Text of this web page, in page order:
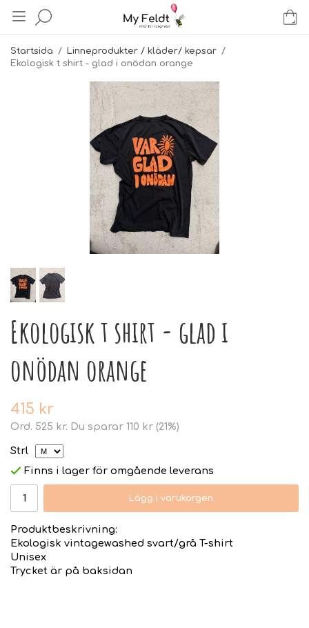
Startsida / Linneprodukter / kläder/ kepsar /
Ekologisk t shirt - glad i onödan orange
Ekologisk t shirt - glad i
onödan orange
415 kr
Ord. 525 kr. Du sparar 110 kr (21%)
Strl
Finns i lager för omgående leverans
Lägg i varukorgen
Produktbeskrivning:
Ekologisk vintagewashed svart/grå T-shirt
Unisex
Trycket är på baksidan